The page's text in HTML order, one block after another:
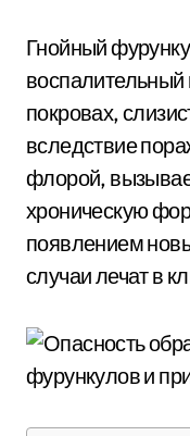
Гнойный фурункул или чирей – это
покровах,
вследствие
флорой,
хроническую
появлением
случаи лечат в